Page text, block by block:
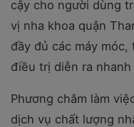
cậy cho người dùng
vị nha khoa quận
đầy đủ các máy
điều trị diễn ra
Phương châm làm
dịch vụ chất lượng